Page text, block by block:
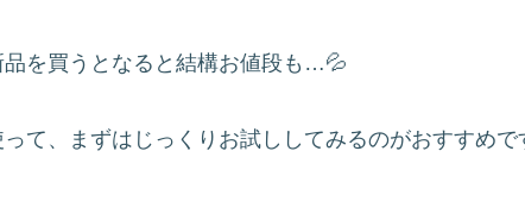
を買うとなると結構お値段も…💦
って、まずはじっくりお試ししてみるのがおすすめで